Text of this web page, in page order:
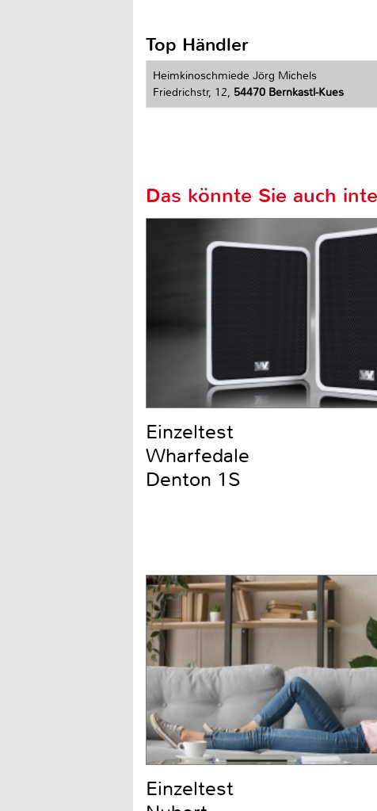
Top Händler
Heimkinoschmiede Jörg Michels
Friedrichstr, 12, 54470 Bernkastl-Kues
Das könnte Sie auch
Einzeltest
Wharfedale
Denton 1S
Einzeltest